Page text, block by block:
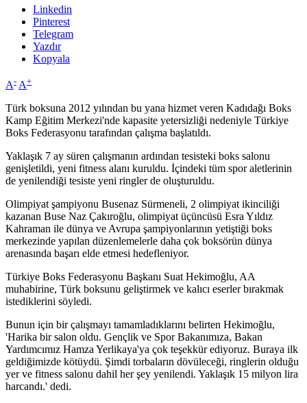
Linkedin
Pinterest
Telegram
Yazdır
Kopyala
A- A+
Türk boksuna 2012 yılından bu yana hizmet veren Kadıdağı Boks
Kamp Eğitim Merkezi'nde kapasite yetersizliği nedeniyle Türkiye
Boks Federasyonu tarafından çalışma başlatıldı.
Yaklaşık 7 ay süren çalışmanın ardından tesisteki boks salonu
genişletildi, yeni fitness alanı kuruldu. İçindeki tüm spor aletlerinin
de yenilendiği tesiste yeni ringler de oluşturuldu.
Olimpiyat şampiyonu Busenaz Sürmeneli, 2 olimpiyat ikinciliği
kazanan Buse Naz Çakıroğlu, olimpiyat üçüncüsü Esra Yıldız
Kahraman ile dünya ve Avrupa şampiyonlarının yetiştiği boks
merkezinde yapılan düzenlemelerle daha çok boksörün dünya
arenasında başarı elde etmesi hedefleniyor.
Türkiye Boks Federasyonu Başkanı Suat Hekimoğlu, AA
muhabirine, Türk boksunu geliştirmek ve kalıcı eserler bırakmak
istediklerini söyledi.
Bunun için bir çalışmayı tamamladıklarını belirten Hekimoğlu,
'Harika bir salon oldu. Gençlik ve Spor Bakanımıza, Bakan
Yardımcımız Hamza Yerlikaya'ya çok teşekkür ediyoruz. Buraya ilk
geldiğimizde kötüydü. Şimdi torbaların dövüleceği, ringlerin olduğu
yer ve fitness salonu dahil her şey yenilendi. Yaklaşık 15 milyon lira
harcandı.' dedi.